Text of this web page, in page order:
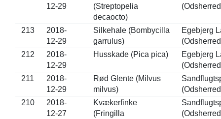
12-29
(Streptopelia
decaocto)
213
2018-
12-29
Silkehale (Bombycilla
garrulus)
Egebjerg
212
2018-
12-29
Husskade (Pica pica)
Egebjerg
211
2018-
12-29
Rød Glente (Milvus
milvus)
210
2018-
12-27
Kvækerfinke
(Fringilla